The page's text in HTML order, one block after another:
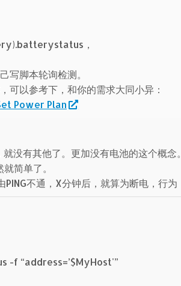
，
写脚本轮询检测。
可以参考下，和你的需求大同小异：
Power Plan
没有其他了。更加没有电池的这个概念。
简单了。
不通，X分钟后，就算为断电，行为
-f “address=’$MyHost'”